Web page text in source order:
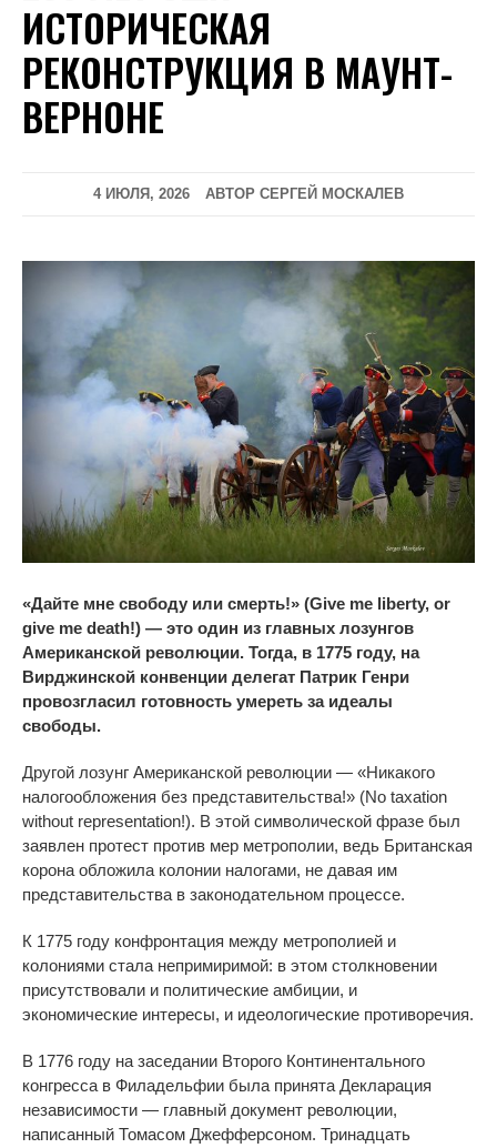
ИСТОРИЧЕСКАЯ
РЕКОНСТРУКЦИЯ В МАУНТ-
ВЕРНОНЕ
4 ИЮЛЯ, 2026 АВТОР СЕРГЕЙ МОСКАЛЕВ
«Дайте мне свободу или смерть!» (Give me liberty, or
give me death!) — это один из главных лозунгов
Американской революции. Тогда, в 1775 году, на
Вирджинской конвенции делегат Патрик Генри
провозгласил готовность умереть за идеалы
свободы.
Другой лозунг Американской революции — «Никакого
налогообложения без представительства!» (No taxation
without representation!). В этой символической фразе был
заявлен протест против мер метрополии, ведь Британская
корона обложила колонии налогами, не давая им
представительства в законодательном процессе.
К 1775 году конфронтация между метрополией и
колониями стала непримиримой: в этом столкновении
присутствовали и политические амбиции, и
экономические интересы, и идеологические противоречия.
В 1776 году на заседании Второго Континентального
конгресса в Филадельфии была принята Декларация
независимости — главный документ революции,
написанный Томасом Джефферсоном. Тринадцать